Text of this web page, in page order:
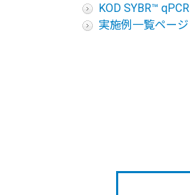
KOD SYBR™
実施例一覧ページ